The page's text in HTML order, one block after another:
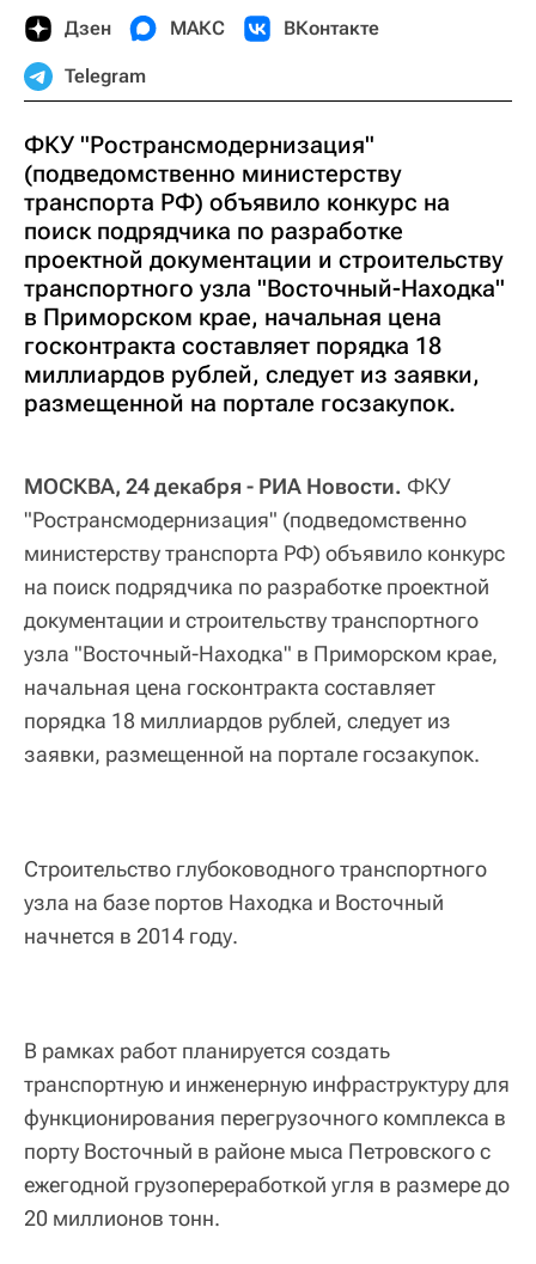
Дзен МАКС ВКонтакте
Telegram
ФКУ "Ространсмодернизация"
(подведомственно министерству
транспорта РФ) объявило конкурс на
поиск подрядчика по разработке
проектной документации и строительству
транспортного узла "Восточный-Находка"
в Приморском крае, начальная цена
госконтракта составляет порядка 18
миллиардов рублей, следует из заявки,
размещенной на портале госзакупок.
МОСКВА, 24 декабря - РИА Новости. ФКУ
"Ространсмодернизация" (подведомственно
министерству транспорта РФ) объявило конкурс
на поиск подрядчика по разработке проектной
документации и строительству транспортного
узла "Восточный-Находка" в Приморском крае,
начальная цена госконтракта составляет
порядка 18 миллиардов рублей, следует из
заявки, размещенной на портале госзакупок.
Строительство глубоководного транспортного
узла на базе портов Находка и Восточный
начнется в 2014 году.
В рамках работ планируется создать
транспортную и инженерную инфраструктуру для
функционирования перегрузочного комплекса в
порту Восточный в районе мыса Петровского с
ежегодной грузопереработкой угля в размере до
20 миллионов тонн.